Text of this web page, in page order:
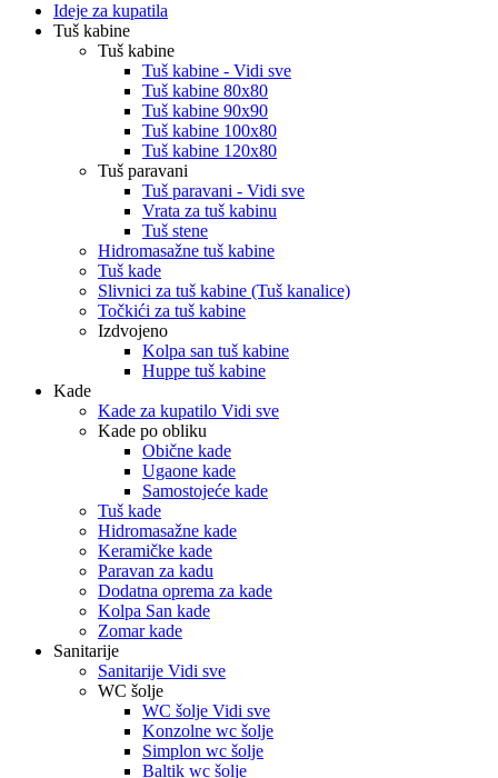
Ideje za kupatila
Tuš kabine
Tuš kabine
Tuš kabine - Vidi sve
Tuš kabine 80x80
Tuš kabine 90x90
Tuš kabine 100x80
Tuš kabine 120x80
Tuš paravani
Tuš paravani - Vidi sve
Vrata za tuš kabinu
Tuš stene
Hidromasažne tuš kabine
Tuš kade
Slivnici za tuš kabine (Tuš kanalice)
Točkići za tuš kabine
Izdvojeno
Kolpa san tuš kabine
Huppe tuš kabine
Kade
Kade za kupatilo Vidi sve
Kade po obliku
Obične kade
Ugaone kade
Samostojeće kade
Tuš kade
Hidromasažne kade
Keramičke kade
Paravan za kadu
Dodatna oprema za kade
Kolpa San kade
Zomar kade
Sanitarije
Sanitarije Vidi sve
WC šolje
WC šolje Vidi sve
Konzolne wc šolje
Simplon wc šolje
Baltik wc šolje